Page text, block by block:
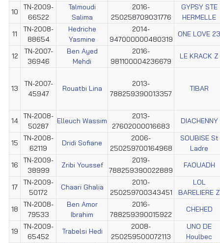
10
TN-2009-
66522
Talmoudi
Salima
2016-
250258709031776
GYPSY STE
HERMELLE
11
TN-2008-
88654
Hedriche
Yasmine
2014-
947000000480319
ONE LOVE 23
12
TN-2007-
36946
Ben Ayed
Mehdi
2016-
981100004236679
LE KRACK Z
13
TN-2007-
45947
Rouatbi Lina
2013-
788259390013357
TIBAR
14
TN-2008-
50287
Elleuch Wassim
2013-
27602000016683
DIACHENNY
15
TN-2008-
62119
Dridi Sofiane
2006-
250259700164968
SOUBISE St
Ladre
16
TN-2009-
38999
Zribi Youssef
2019-
788259390022889
FAOUADH
17
TN-2009-
50172
Chaari Ghalia
2010-
250259700343451
LOL
BARELIERE Z
18
TN-2008-
79533
Ben Amor
Ibrahim
2016-
788259390015922
CHEHED
19
TN-2009-
65452
Trabelsi Hedi
2008-
250259500072113
UNO DE
Houlbec